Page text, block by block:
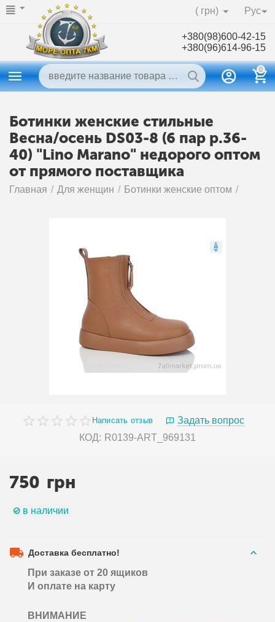
Рус
( грн)
+380(98)600-42-15
+380(96)614-96-15
0
Ботинки женские стильные
Весна/осень DS03-8 (6 пар р.36-
40) "Lino Marano" недорого оптом
от прямого поставщика
Главная / Для женщин / Ботинки женские оптом /
Написать отзыв
Задать вопрос
КОД: R0139-ART_969131
750 грн
в наличии
Доставка бесплатно!
При заказе от 20 ящиков
И оплате на карту
ВНИМАНИЕ